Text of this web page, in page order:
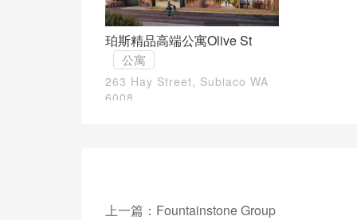
珀斯精品高端公寓Olive St
公寓
263 Hay Street, Subiaco WA
6008
上一篇： Fountainstone Group